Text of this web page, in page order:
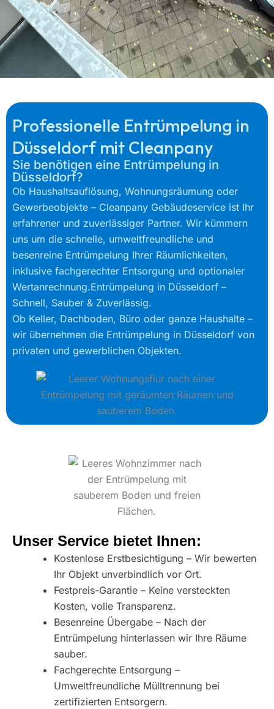
Professionelle Entrümpelung in
Düsseldorf mit Cleanpany
Sie benötigen eine Entrümpelung in
Düsseldorf?
Ob Haushaltsauflösung, Wohnungsräumung oder
Gewerbeobjekte – Cleanpany Gebäudeservice ist Ihr
erfahrener und zuverlässiger Partner. Wir kümmern
uns um die schnelle, umweltfreundliche und
besenreine Entrümpelung Ihrer Räumlichkeiten,
inklusive fachgerechter Entsorgung und optionaler
Wertanrechnung.Entrümpelung in Düsseldorf –
Schnell, Sauber & Zuverlässig.
Ob Keller, Dachboden, Büro oder ganze Haushalte –
wir übernehmen die Entrümpelung in Düsseldorf von
privaten und gewerblichen Objekten.
Unser Service bietet Ihnen:
Kostenlose Erstbesichtigung – Wir bewerten
Ihr Objekt unverbindlich vor Ort.
Festpreis-Garantie – Keine versteckten
Kosten, volle Transparenz.
Besenreine Übergabe – Nach der
Entrümpelung hinterlassen wir Ihre Räume
sauber.
Fachgerechte Entsorgung –
Umweltfreundliche Mülltrennung bei
zertifizierten Entsorgern.